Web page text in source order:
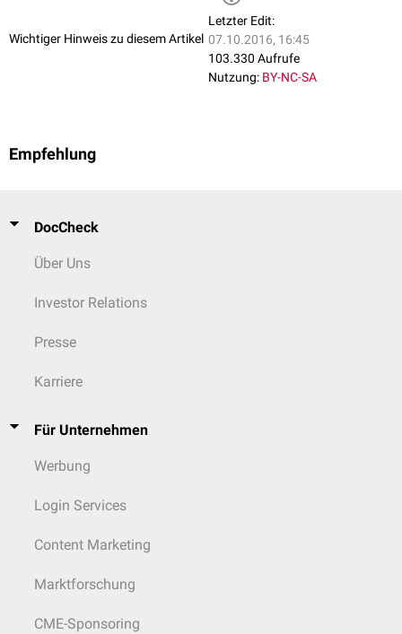
Wichtiger Hinweis zu diesem Artikel
Letzter Edit:
07.10.2016, 16:45
103.330 Aufrufe
Nutzung: BY-NC-SA
Empfehlung
DocCheck
Über Uns
Investor Relations
Presse
Karriere
Für Unternehmen
Werbung
Login Services
Content Marketing
Marktforschung
CME-Sponsoring